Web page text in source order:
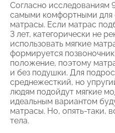
Согласно исследованиям
самыми комфортными для
матрасы. Если матрас
3 лет, категорически не
использовать мягкие
формируется
положение, поэтому
и без подушки. Для
среднежесткий, но
людям подойдут мягкие
идеальным вариантом
матрасы. Но, опять-таки,
тела.